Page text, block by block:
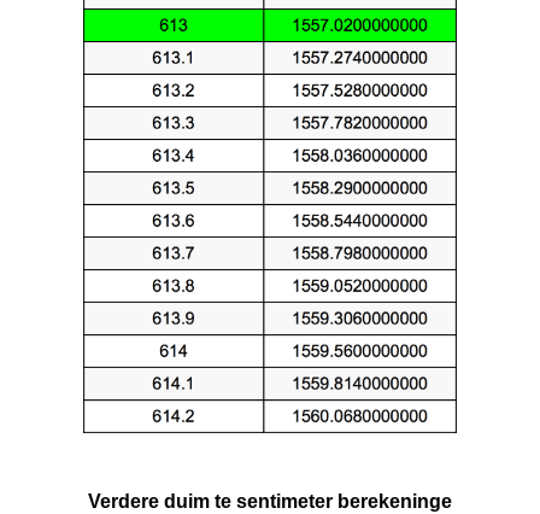
Verdere duim te sentimeter berekeninge